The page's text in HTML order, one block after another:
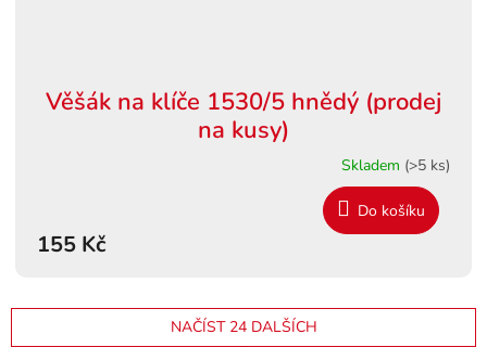
Věšák na klíče 1530/5 hnědý (prodej
na kusy)
Skladem (>5 ks)
155 Kč
Do košíku
NAČÍST 24 DALŠÍCH